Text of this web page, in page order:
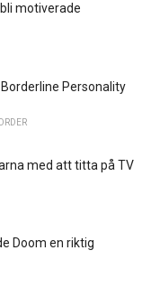
motiverade
Personality
med att titta på TV
Doom en riktig